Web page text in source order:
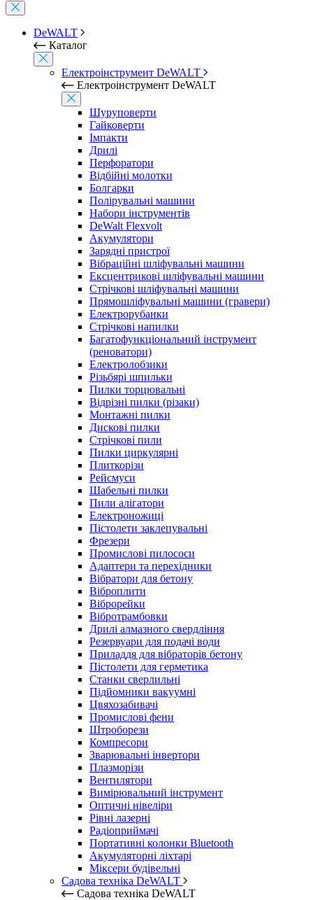
DeWALT
Каталог
Електроінструмент DeWALT
Електроінструмент DeWALT
Шуруповерти
Гайковерти
Імпакти
Дрилі
Перфоратори
Відбійні молотки
Болгарки
Полірувальні машини
Набори інструментів
DeWalt Flexvolt
Акумулятори
Зарядні пристрої
Вібраційні шліфувальні машини
Ексцентрикові шліфувальні машини
Стрічкові шліфувальні машини
Прямошліфувальні машини (гравери)
Електрорубанки
Стрічкові напилки
Багатофункціональний інструмент
(реноватори)
Електролобзики
Різьбярі шпильки
Пилки торцювальні
Відрізні пилки (різаки)
Монтажні пилки
Дискові пилки
Стрічкові пили
Пилки циркулярні
Плиткорізи
Рейсмуси
Шабельні пилки
Пили алігатори
Електроножиці
Пістолети заклепувальні
Фрезери
Промислові пилососи
Адаптери та перехідники
Вібратори для бетону
Віброплити
Віброрейки
Вібротрамбовки
Дрилі алмазного свердління
Резервуари для подачі води
Приладдя для вібраторів бетону
Пістолети для герметика
Станки сверлильні
Підйомники вакуумні
Цвяхозабивачі
Промислові фени
Штроборези
Компресори
Зварювальні інвертори
Плазморізи
Вентилятори
Вимірювальний інструмент
Оптичні нівеліри
Рівні лазерні
Радіоприймачі
Портативні колонки Bluetooth
Акумуляторні ліхтарі
Міксери будівельні
Садова техніка DeWALT
Садова техніка DeWALT